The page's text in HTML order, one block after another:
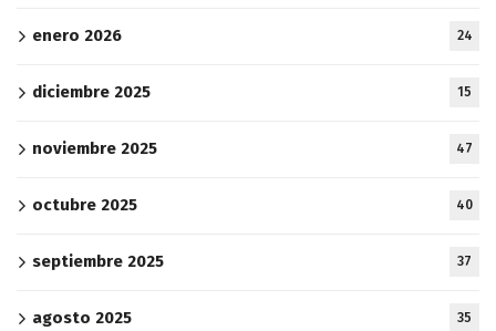
enero 2026 24
diciembre 2025 15
noviembre 2025 47
octubre 2025 40
septiembre 2025 37
agosto 2025 35